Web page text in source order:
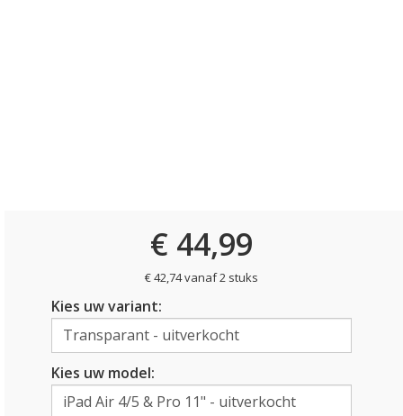
€ 44,99
€ 42,74 vanaf 2 stuks
Kies uw variant:
Kies uw model: